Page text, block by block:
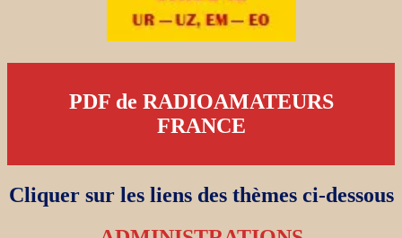
PDF de RADIOAMATEURS
FRANCE
Cliquer sur les liens des thèmes ci-dessous